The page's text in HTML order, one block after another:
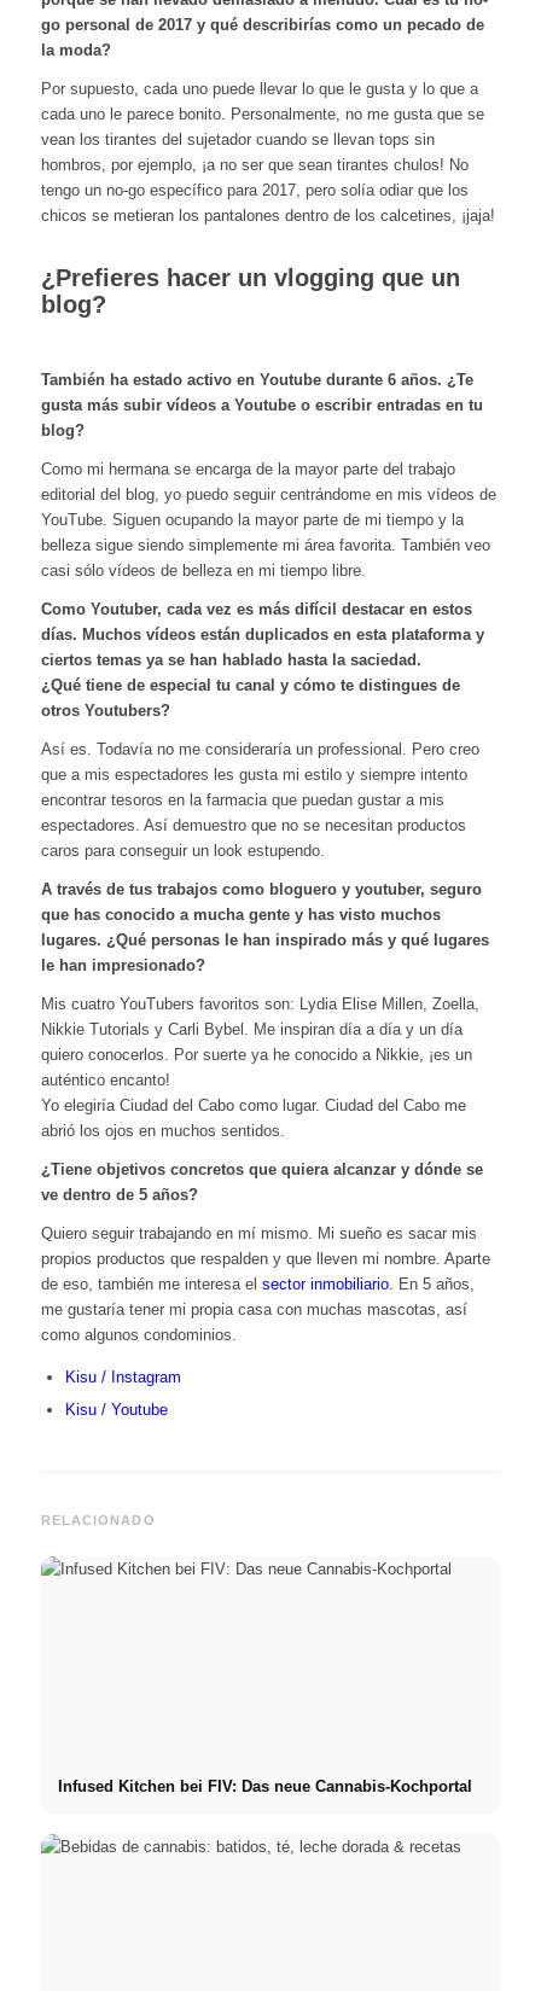
go personal de 2017 y qué describirías como un pecado de
la moda?
Por supuesto, cada uno puede llevar lo que le gusta y lo que a
cada uno le parece bonito. Personalmente, no me gusta que se
vean los tirantes del sujetador cuando se llevan tops sin
hombros, por ejemplo, ¡a no ser que sean tirantes chulos! No
tengo un no-go específico para 2017, pero solía odiar que los
chicos se metieran los pantalones dentro de los calcetines, ¡jaja!
¿Prefieres hacer un vlogging que un
blog?
También ha estado activo en Youtube durante 6 años. ¿Te
gusta más subir vídeos a Youtube o escribir entradas en tu
blog?
Como mi hermana se encarga de la mayor parte del trabajo
editorial del blog, yo puedo seguir centrándome en mis vídeos de
YouTube. Siguen ocupando la mayor parte de mi tiempo y la
belleza sigue siendo simplemente mi área favorita. También veo
casi sólo vídeos de belleza en mi tiempo libre.
Como Youtuber, cada vez es más difícil destacar en estos
días. Muchos vídeos están duplicados en esta plataforma y
ciertos temas ya se han hablado hasta la saciedad.
¿Qué tiene de especial tu canal y cómo te distingues de
otros Youtubers?
Así es. Todavía no me consideraría un professional. Pero creo
que a mis espectadores les gusta mi estilo y siempre intento
encontrar tesoros en la farmacia que puedan gustar a mis
espectadores. Así demuestro que no se necesitan productos
caros para conseguir un look estupendo.
A través de tus trabajos como bloguero y youtuber, seguro
que has conocido a mucha gente y has visto muchos
lugares. ¿Qué personas le han inspirado más y qué lugares
le han impresionado?
Mis cuatro YouTubers favoritos son: Lydia Elise Millen, Zoella,
Nikkie Tutorials y Carli Bybel. Me inspiran día a día y un día
quiero conocerlos. Por suerte ya he conocido a Nikkie, ¡es un
auténtico encanto!
Yo elegiría Ciudad del Cabo como lugar. Ciudad del Cabo me
abrió los ojos en muchos sentidos.
¿Tiene objetivos concretos que quiera alcanzar y dónde se
ve dentro de 5 años?
Quiero seguir trabajando en mí mismo. Mi sueño es sacar mis
propios productos que respalden y que lleven mi nombre. Aparte
de eso, también me interesa el sector inmobiliario. En 5 años,
me gustaría tener mi propia casa con muchas mascotas, así
como algunos condominios.
Kisu / Instagram
Kisu / Youtube
RELACIONADO
Infused Kitchen bei FIV: Das neue Cannabis-Kochportal